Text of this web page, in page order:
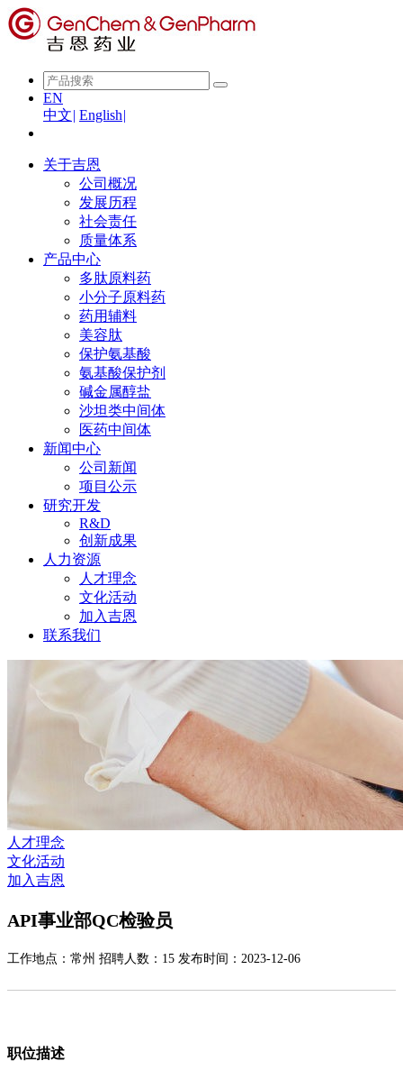
EN
中文| English|
关于吉恩
公司概况
发展历程
社会责任
质量体系
产品中心
多肽原料药
小分子原料药
药用辅料
美容肽
保护氨基酸
氨基酸保护剂
碱金属醇盐
沙坦类中间体
医药中间体
新闻中心
公司新闻
项目公示
研究开发
R&D
创新成果
人力资源
人才理念
文化活动
加入吉恩
联系我们
人才理念
文化活动
加入吉恩
API事业部QC检验员
工作地点：常州 招聘人数：15 发布时间：2023-12-06
职位描述